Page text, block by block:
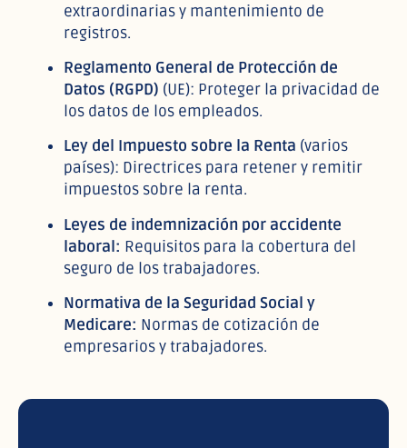
extraordinarias y mantenimiento de
registros.
Reglamento General de Protección de
Datos (RGPD) (UE): Proteger la privacidad de
los datos de los empleados.
Ley del Impuesto sobre la Renta (varios
países): Directrices para retener y remitir
impuestos sobre la renta.
Leyes de indemnización por accidente
laboral: Requisitos para la cobertura del
seguro de los trabajadores.
Normativa de la Seguridad Social y
Medicare: Normas de cotización de
empresarios y trabajadores.